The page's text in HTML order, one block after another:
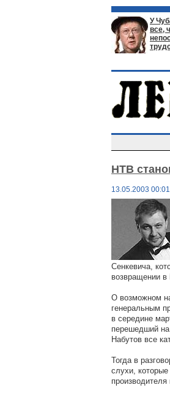
У
все,
НТВ
13.05.2003 00:01
Сенкевича,
возвращении
О возможном
генеральным
в середине
перешедший
Набутов все
Тогда в
слухи,